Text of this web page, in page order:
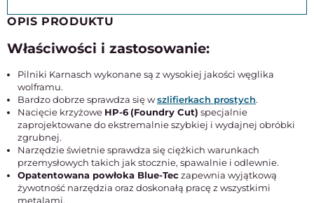
OPIS PRODUKTU
Właściwości i zastosowanie:
Pilniki Karnasch wykonane są z wysokiej jakości węglika
wolframu.
Bardzo dobrze sprawdza się wszlifierkach prostych.
Nacięcie krzyżowe HP-6 (Foundry Cut) specjalnie
zaprojektowane do ekstremalnie szybkiej i wydajnej obróbki
zgrubnej.
Narzędzie świetnie sprawdza się ciężkich warunkach
przemysłowych takich jak stocznie, spawalnie i odlewnie.
Opatentowana powłoka Blue-Teczapewnia wyjątkową
żywotność narzędzia oraz doskonałą pracę z wszystkimi
metalami.